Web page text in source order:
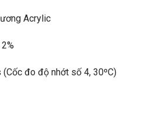
Acrylic
đo độ nhớt số 4, 30ºC)